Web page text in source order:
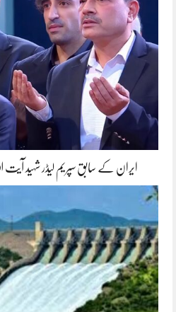
ایران کے سابق سپریم لیڈر شہید آیت